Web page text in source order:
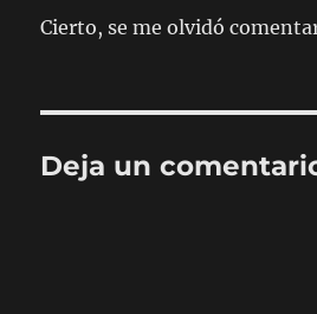
Cierto, se me olvidó
Deja un